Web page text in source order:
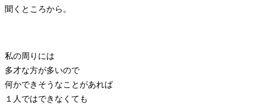
聞くところから。
私の周りには
多才な方が多いので
何かできそうなことがあれば
１人ではできなくても